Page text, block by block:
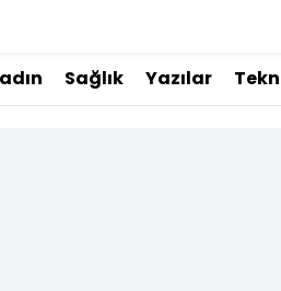
Sağlık Yazılar